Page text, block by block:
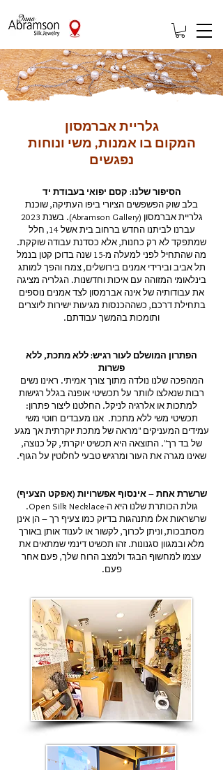
גלריית אברמסון
המקום בו אמנות, משי ונוחות
נפגשים
הסיפור שלנו: קסם יפואי בעבודת יד
בלב שוק הפשפשים הציורי ביפו העתיקה, שוכנת
גלריית אברמסון (Abramson Gallery). בשנת 2023
עברנו לביתנו החדש ברחוב בית אשל 14, חלל
שמתפקד לא רק כחנות, אלא כסדנת עבודה שוקקת.
מה שהתחיל לפני למעלה מ-15 שנה בדוכן קטן בנמל
תל אביב ובירידי אמנים בירושלים, צמח והפך למותג
בינלאומי המזוהה עם איכות וחדשנות. הגלריה מציגה
את עבודותיה של אינה אברמסון לצד אמנים נוספים
בתחילת דרכם, כשההכנסות מגיעות ישירות ליוצרים
ותומכות בהמשך עבודתם.
הפתרון המושלם לעור רגיש: ללא מתכת, ללא
פשרות
המהפכה שלנו נולדה מתוך צורך אמיתי. ראינו נשים
רבות שנאלצו לוותר על תכשיטי אופנה בגלל רגישות
למתכות או אלרגיה לניקל. החלטנו ליצור פתרון:
תכשיטי משי ללא מתכת. אנו מעבדים חוטי משי
עמידים המעניקים "מראה של מתכת יוקרתית אך מגע
של בד רך". התוצאה היא תכשיט יוקרתי, קל כנוצה,
שאינו מגרה את העור ומרגיש טבעי לחלוטין על הגוף.
שרשרת אחת – אינסוף אפשרויות (אפקט הצעיף)
גולת הכותרת שלנו היא ה-Open Silk Necklace.
שרשראות אלו מתנהגות בדיוק כמו צעיף רך – הן אינן
מסתבכות, וניתן לכרוך, לקשור או לענוד אותן באורך
מלא ובמגוון סגנונות. זהו תכשיט דינמי שמתאים את
עצמו למחשוף הבגד ולמצב הרוח שלך, פעם אחר
פעם.